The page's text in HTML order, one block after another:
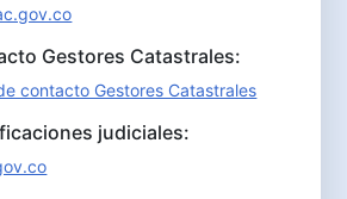
Gestores Catastrales:
contacto Gestores Catastrales
judiciales: